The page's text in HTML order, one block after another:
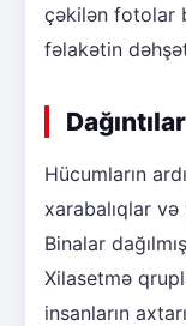
çəkilən fotolar
fəlakətin
Hücumların
xarabalıqlar
Binalar
Xilasetmə
insanların